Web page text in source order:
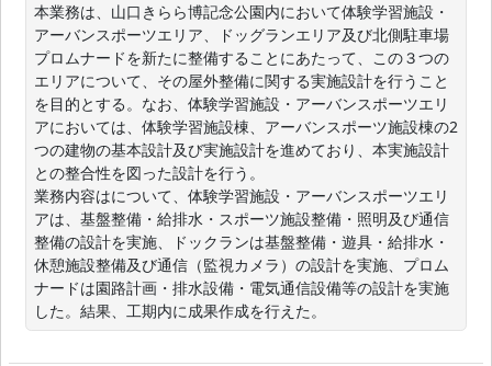
本業務は、山口きらら博記念公園内において体験学習施設・
アーバンスポーツエリア、ドッグランエリア及び北側駐車場
プロムナードを新たに整備することにあたって、この３つの
エリアについて、その屋外整備に関する実施設計を行うこと
を目的とする。なお、体験学習施設・アーバンスポーツエリ
アにおいては、体験学習施設棟、アーバンスポーツ施設棟の2
つの建物の基本設計及び実施設計を進めており、本実施設計
との整合性を図った設計を行う。
業務内容はについて、体験学習施設・アーバンスポーツエリ
アは、基盤整備・給排水・スポーツ施設整備・照明及び通信
整備の設計を実施、ドックランは基盤整備・遊具・給排水・
休憩施設整備及び通信（監視カメラ）の設計を実施、プロム
ナードは園路計画・排水設備・電気通信設備等の設計を実施